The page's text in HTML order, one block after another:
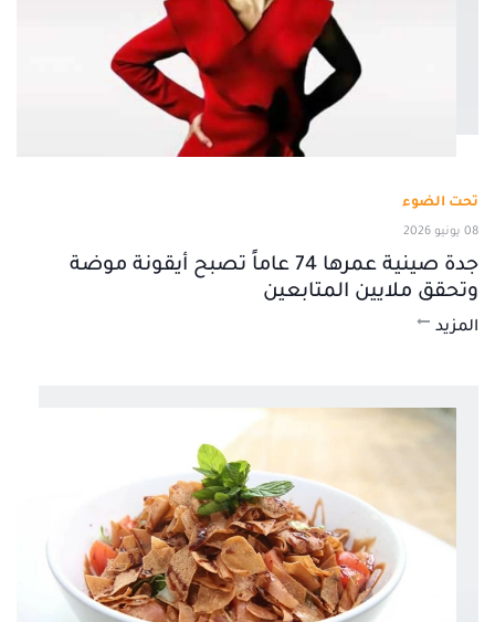
تحت الضوء
08 يونيو 2026
جدة صينية عمرها 74 عاماً تصبح أيقونة موضة
وتحقق ملايين المتابعين
المزيد